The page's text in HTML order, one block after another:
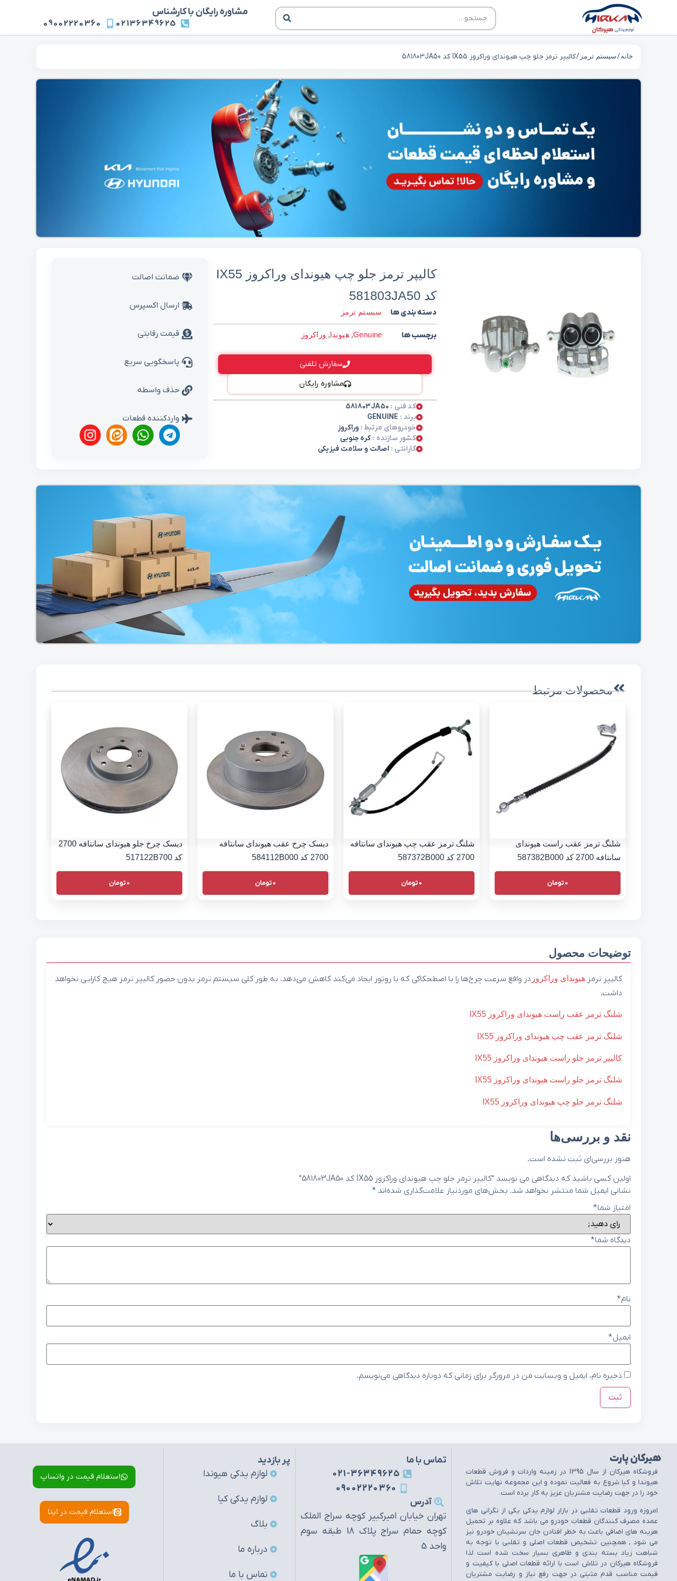
مشاوره رایگان با کارشناس
02136349625
09002220360
خانه/سیستم ترمز / کالیپر ترمز جلو چپ هیوندای وراکروز IX55 کد 581803JA50
کالیپر ترمز جلو چپ هیوندای وراکروز IX55
کد 581803JA50
دسته بندی ها سیستم ترمز
برچسب ها Genuine
, هیوندا, وراکروز
سفارش تلفنی
مشاوره رایگان
کد فنی : 581803JA50
برند : GENUINE
خودروهای مرتبط : وراکروز
کشور سازنده :کره جنوبی
گارانتی : اصالت و سلامت فیزیکی
ضمانت اصالت
ارسال اکسپرس
قیمت رقابتی
پاسخگویی سریع
حذف واسطه
واردکننده قطعات
محصولات مرتبط
شلنگ ترمز عقب راست هیوندای
سانتافه 2700 کد 587382B000
0تومان
شلنگ ترمز عقب چپ هیوندای سانتافه
2700 کد 587372B000
0تومان
دیسک چرخ عقب هیوندای سانتافه
2700 کد 584112B000
0تومان
دیسک چرخ جلو هیوندای سانتافه 2700
کد 517122B700
0تومان
توضیحات محصول
کالیپر ترمز هیوندای وراکروز در واقع سرعت چرخ‌ها را با اصطحکاکی که با روتور ایجاد می‌کند کاهش می‌دهد. به طور کلی سیستم ترمز بدون حضور کالیپر ترمز هیچ کارایی نخواهد
داشت.
شلنگ ترمز عقب راست هیوندای وراکروز IX55
شلنگ ترمز عقب چپ هیوندای وراکروز IX55
کالیپر ترمز جلو راست هیوندای وراکروز IX55
شلنگ ترمز جلو راست هیوندای وراکروز IX55
شلنگ ترمز جلو چپ هیوندای وراکروز IX55
نقد و بررسی‌ها
هنوز بررسی‌ای ثبت نشده است.
اولین کسی باشید که دیدگاهی می نویسد “کالیپر ترمز جلو چپ هیوندای وراکروز IX55 کد 581803JA50”
نشانی ایمیل شما منتشر نخواهد شد. بخش‌های موردنیاز علامت‌گذاری شده‌اند *
امتیاز شما*
دیدگاه شما*
نام*
ایمیل*
ذخیره نام، ایمیل و وبسایت من در مرورگر برای زمانی که دوباره دیدگاهی می‌نویسم.
هیرکان پارت
فروشگاه هيرکان از سال 1395 در زمينه واردات و فروش قطعات
هيوندا و کيا شروع به فعاليت نموده و اين مجموعه نهايت تلاش
خود را در جهت رضايت مشتريان عزيز به کار برده است.
امروزه ورود قطعات تقلبي در بازار لوازم يدکي يکي از نگراني هاي
عمده مصرف کنندگان قطعات خودرو مي باشد که علاوه بر تحميل
هزينه هاي اضافي باعث به خطر افتادن جان سرنشينان خودرو نيز
مي شود , همچنين تشخيص قطعات اصلي و تقلبي با توجه به
شباهت زياد بسته بندي و ظاهري بسيار سخت شده است لذا
فروشگاه هيرکان در تلاش است با ارائه قطعات اصلي با کيفيت و
قيمت مناسب قدم مثبتي در جهت رفع نياز و رضايت مشتريان
تماس با ما
021-36349625
09002220360
آدرس
تهران خیابان امیرکبیر کوچه سراج الملک
کوچه حمام سراج پلاک 18 طبقه سوم
واحد 5
پر بازدید
لوازم یدکی هیوندا
لوازم یدکی کیا
بلاگ
درباره ما
تماس با ما
استعلام قیمت در واتساپ
استعلام قیمت در ایتا